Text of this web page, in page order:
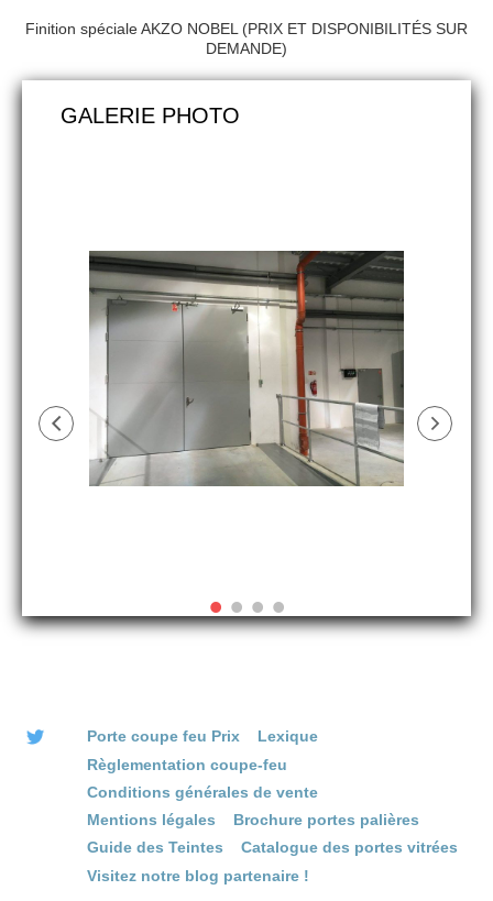
Finition spéciale AKZO NOBEL (PRIX ET DISPONIBILITÉS SUR
DEMANDE)
GALERIE PHOTO
Porte coupe feu Prix
Lexique
Règlementation coupe-feu
Conditions générales de vente
Mentions légales
Brochure portes palières
Guide des Teintes
Catalogue des portes vitrées
Visitez notre blog partenaire !